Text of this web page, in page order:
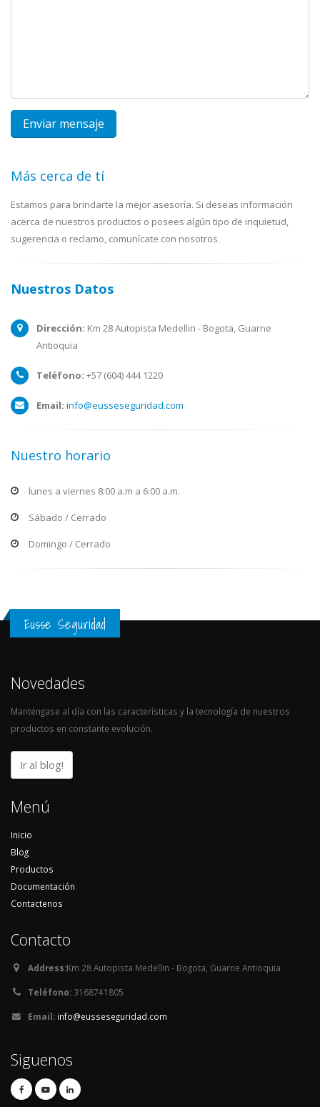
Más cerca de tí
Estamos para brindarte la mejor asesoría. Si deseas información
acerca de nuestros productos o posees algún tipo de inquietud,
sugerencia o reclamo, comunícate con nosotros.
Nuestros Datos
Dirección: Km 28 Autopista Medellin - Bogota, Guarne
Antioquia
Teléfono: +57 (604) 444 1220
Email: info@eusseseguridad.com
Nuestro horario
lunes a viernes 8:00 a.m a 6:00 a.m.
Sábado / Cerrado
Domingo / Cerrado
Eusse Seguridad
Novedades
Manténgase al día con las características y la tecnología de nuestros
productos en constante evolución.
Ir al blog!
Menú
Inicio
Blog
Productos
Documentación
Contactenos
Contacto
Address:Km 28 Autopista Medellin - Bogota, Guarne Antioquia
Teléfono: 3168741805
Email: info@eusseseguridad.com
Siguenos